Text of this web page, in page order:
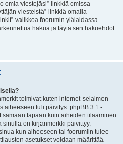
omia viestejäsi”-linkkiä omissa
viesteistä”-linkkiä omalla
valikkoa foorumin ylälaidassa.
hakua ja täytä sen hakuehdot
toimivat kuten internet-selaimen
aiheeseen tuli päivitys. phpBB 3.1 -
tapaan kuin aiheiden tilaaminen.
sinulla on kirjanmerkki päivittyy.
kun aiheeseen tai foorumiin tulee
asetukset voidaan määrittää